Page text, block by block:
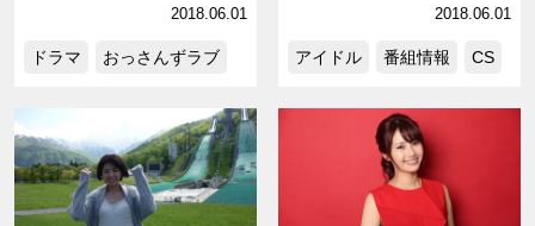
2018.06.01
ドラマ おっさんずラブ
2018.06.01
アイドル 番組情報 CS